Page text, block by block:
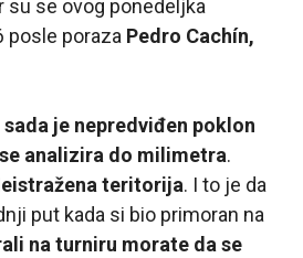
su se ovog ponedeljka
posle poraza Pedro Cachín,
je nepredviđen poklon
analizira do milimetra.
teritorija. I to je da
put kada si bio primoran na
na turniru morate da se